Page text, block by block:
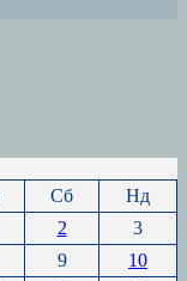
Сб
Нд
2
3
9
10